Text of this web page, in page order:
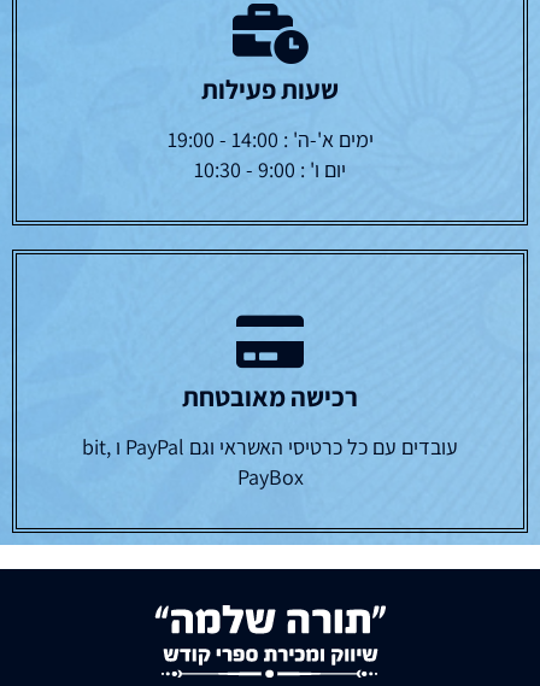
שעות פעילות
ימים א'-ה' : 14:00 - 19:00
יום ו' : 9:00 - 10:30
רכישה מאובטחת
עובדים עם כל כרטיסי האשראי וגם PayPal ו bit,
PayBox